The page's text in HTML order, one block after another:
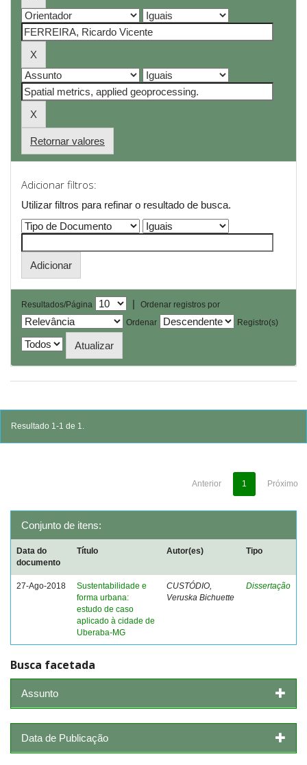
Retornar valores
Adicionar filtros:
Utilizar filtros para refinar o resultado de busca.
Resultados/Página |
Ordenar registros por
Ordenar
Registro(s)
Resultado 1-1 de 1.
Anterior 1 Próximo
Conjunto de itens:
Data do
documento
Título Autor(es) Tipo
27-Ago-2018
Sustentabilidade e
forma urbana:
estudo de caso
aplicado à cidade de
Uberaba-MG
CUSTÓDIO,
Veruska Bichuette
Dissertação
Busca facetada
Assunto
Data de Publicação